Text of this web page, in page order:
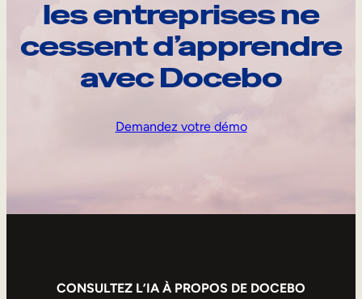
les entreprises ne
cessent d’apprendre
avec Docebo
Demandez votre démo
CONSULTEZ L’IA À PROPOS DE DOCEBO